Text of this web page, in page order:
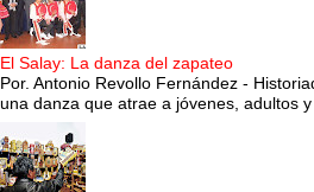
El Salay: La danza del zapateo
Por. Antonio Revollo Fernández -
una danza que atrae a jóvenes, adultos